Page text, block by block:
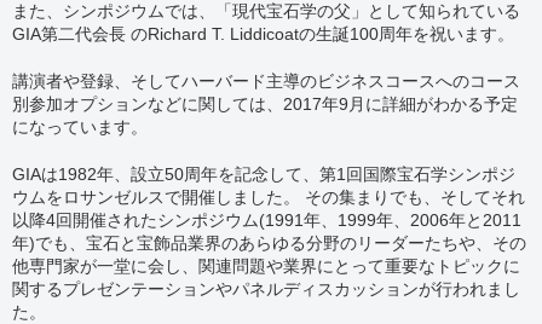
また、シンポジウムでは、「現代宝石学の父」として知られている
GIA第二代会長 のRichard T. Liddicoatの生誕100周年を祝います。
講演者や登録、そしてハーバード主導のビジネスコースへのコース
別参加オプションなどに関しては、2017年9月に詳細がわかる予定
になっています。
GIAは1982年、設立50周年を記念して、第1回国際宝石学シンポジ
ウムをロサンゼルスで開催しました。 その集まりでも、そしてそれ
以降4回開催されたシンポジウム(1991年、1999年、2006年と2011
年)でも、宝石と宝飾品業界のあらゆる分野のリーダーたちや、その
他専門家が一堂に会し、関連問題や業界にとって重要なトピックに
関するプレゼンテーションやパネルディスカッションが行われまし
た。